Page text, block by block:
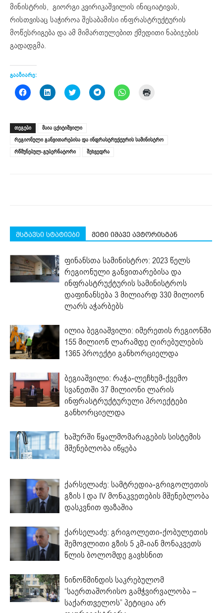
მინისტრის, გიორგი კვირიკაშვილის ინიციატივას,
რისთვისაც საჭიროა შესაბამისი ინფრასტრუქტურის
მოწესრიგება და ამ მიმართულებით ქმედითი ნაბიჯების
გადადგმა.
გააზიარე:
Click
to
(Opens
in
new
window)
Click
to
(Opens
in
new
window)
Click
to
in
new
window)
Click
to
new
window)
Click
to
new
window)
ᲗᲔᲒᲔᲑᲘ
მაია ცქიტიშვილი
რეგიონული განვითარებისა და ინფრასტრუქტურის სამინისტრო
რწმუნებულ-გუბერნატორი
შეხვედრა
მსგავსი სტატიები მეტი იმავე ავტორისგან
ფინანსთა სამინისტრო: 2023 წელს
რეგიონული განვითარებისა და
ინფრასტრუქტურის სამინისტროს
დაფინანსება 3 მილიარდ 330 მილიონ
ლარს აჭარბებს
ილია ბეგიაშვილი: იმერეთის რეგიონში
155 მილიონ ლარამდე ღირებულების
1365 პროექტი განხორციელდა
ბეგიაშვილი: რაჭა-ლეჩხუმ-ქვემო
სვანეთში 37 მილიონი ლარის
ინფრასტრუქტურული პროექტები
განხორციელდა
ხაშურში წყალმომარაგების სისტემის
მშენებლობა იწყება
ქარსელაძე: სამტრედია-გრიგოლეთის
გზის I და IV მონაკვეთების მშენებლობა
დასკვნით ფაზაშია
ქარსელაძე: გრიგოლეთი-ქობულეთის
შემოვლითი გზის 5 კმ-იან მონაკვეთს
წლის ბოლომდე გავხსნით
ნინოწმინდის საკრებულომ
“საერთაშორისო გამჭვირვალობა –
საქართველოს” პეტიცია არ